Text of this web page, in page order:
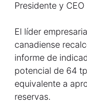
Presidente y
El líder
canadiense
informe de
potencial de 64
equivalente a
reservas.